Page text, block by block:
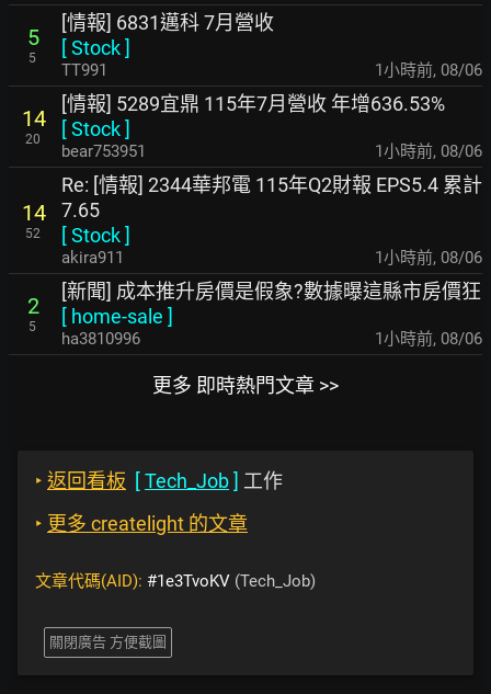
5
5
[情報] 6831邁科 7月營收
[Stock]
TT991 1小時前, 08/06
14
20
[情報] 5289宜鼎 115年7月營收 年增636.53%
[Stock]
bear753951 1小時前, 08/06
14
52
Re: [情報] 2344華邦電 115年Q2財報 EPS5.4 累計
7.65
[Stock]
akira911 1小時前, 08/06
2
5
[新聞] 成本推升房價是假象?數據曝這縣市房價狂
[ home-sale ]
ha3810996 1小時前, 08/06
更多 即時熱門文章 >>
‣ 返回看板 [Tech_Job] 工作
‣ 更多 createlight 的文章
文章代碼(AID): #1e3TvoKV (Tech_Job)
關閉廣告 方便截圖